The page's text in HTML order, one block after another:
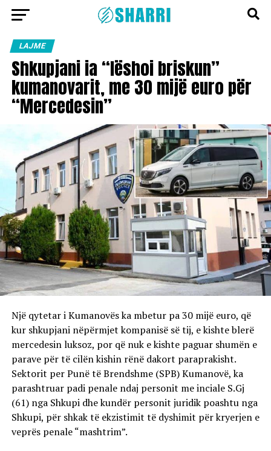
LAJME
Shkupjani ia “lëshoi briskun”
kumanovarit, me 30 mijë euro për
“Mercedesin”
Një qytetar i Kumanovës ka mbetur pa 30 mijë euro, që
kur shkupjani nëpërmjet kompanisë së tij, e kishte blerë
mercedesin luksoz, por që nuk e kishte paguar shumën e
parave për të cilën kishin rënë dakort paraprakisht.
Sektorit per Punë të Brendshme (SPB) Kumanovë, ka
parashtruar padi penale ndaj personit me inciale S.Gj
(61) nga Shkupi dhe kundër personit juridik poashtu nga
Shkupi, për shkak të ekzistimit të dyshimit për kryerjen e
veprës penale “mashtrim”.